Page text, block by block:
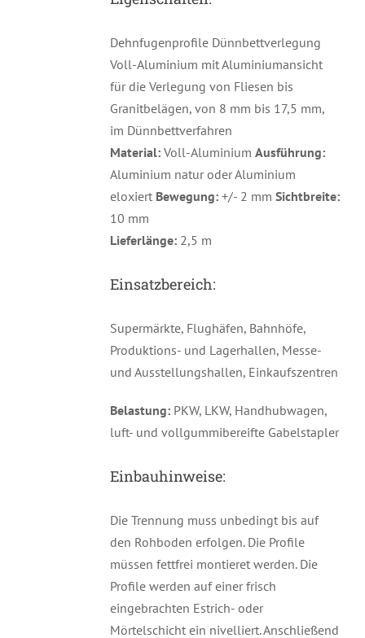
Dehnfugenprofile Dünnbettverlegung
Voll-Aluminium mit Aluminiumansicht
für die Verlegung von Fliesen bis
Granitbelägen, von 8 mm bis 17,5 mm,
im Dünnbettverfahren
Material: Voll-Aluminium Ausführung:
Aluminium natur oder Aluminium
eloxiert Bewegung:+/- 2 mm Sichtbreite:
10 mm
Lieferlänge:2,5 m
Einsatzbereich:
Supermärkte, Flughäfen, Bahnhöfe,
Produktions- und Lagerhallen, Messe-
und Ausstellungshallen, Einkaufszentren
Belastung: PKW, LKW, Handhubwagen,
luft- und vollgummibereifte Gabelstapler
Einbauhinweise:
Die Trennung muss unbedingt bis auf
den Rohboden erfolgen. Die Profile
müssen fettfrei montieret werden. Die
Profile werden auf einer frisch
eingebrachten Estrich- oder
Mörtelschicht ein nivelliert. Anschließend